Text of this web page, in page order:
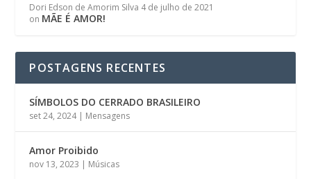
Dori Edson de Amorim Silva 4 de julho de 2021
on MÃE É AMOR!
POSTAGENS RECENTES
SÍMBOLOS DO CERRADO BRASILEIRO
set 24, 2024| Mensagens
Amor Proibido
nov 13, 2023 | Músicas